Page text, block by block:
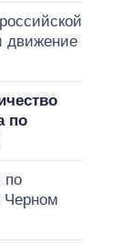
движение
по
по
Черном